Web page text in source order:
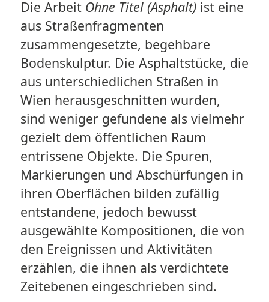
Die Arbeit Ohne Titel (Asphalt)ist eine
aus Straßenfragmenten
zusammengesetzte, begehbare
Bodenskulptur. Die Asphaltstücke, die
aus unterschiedlichen Straßen in
Wien herausgeschnitten wurden,
sind weniger gefundene als vielmehr
gezielt dem öffentlichen Raum
entrissene Objekte. Die Spuren,
Markierungen und Abschürfungen in
ihren Oberflächen bilden zufällig
entstandene, jedoch bewusst
ausgewählte Kompositionen, die von
den Ereignissen und Aktivitäten
erzählen, die ihnen als verdichtete
Zeitebenen eingeschrieben sind.